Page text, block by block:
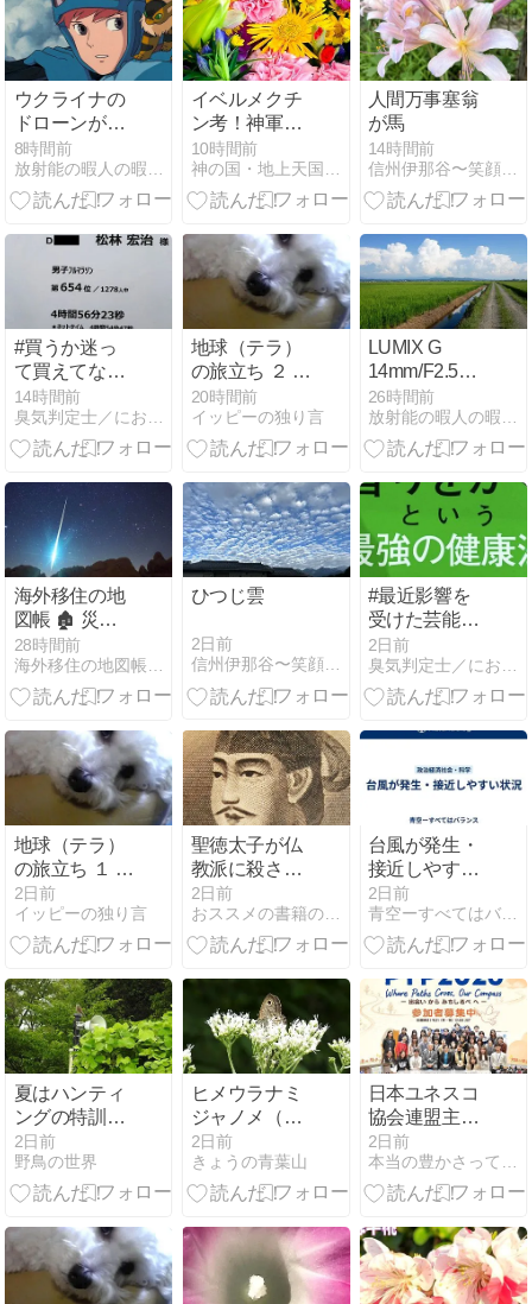
ウクライナの
ドローンがロ
シアの核兵器
を無意味化し
ましたの?
8時間前
イベルメクチ
ン考！神軍天
使マドモアゼ
ル愛先生！
10時間前
人間万事塞翁
が馬
14時間前
#買うか迷っ
て買えてない
シリーズ・・
本日、50歳の
誕生日なの
るアレをいよ
いよ・・いや
14時間前
地球（テラ）
の旅立ち ２ フ
ラは祈り
20時間前
イッピーの独り言
LUMIX G
14mm/F2.5の
分解レンズ清
掃が成功しま
した(笑)
26時間前
海外移住の地
図帳 🏚 災害
に対する住宅
の強さ
28時間前
ひつじ雲
2日前
信州伊那谷〜笑顔あふれる家づくり〜
#最近影響を
受けた芸能
人・・ホンマ
でっかで、明
石家さんまさ
放送以上の緊
張があります
2日前
地球（テラ）
の旅立ち １ セ
ドナからレム
リアへ
2日前
イッピーの独り言
聖徳太子が仏
教派に殺され
ていなかった
ら日本はキリ
スト教国にな
性は無きにし
もあらず？
(親鸞とユダ
ヤ.キリスト)
2日前
おススメの書籍の紹介！
台風が発生・
接近しやすい
状況
2日前
青空ーすべてはバランス
夏はハンティ
ングの特訓期
チョウゲンボ
ウ
2日前
野鳥の世界
ヒメウラナミ
ジャノメ（姫
裏波蛇目)とヒ
ヨドリバナ(鵯
花)
2日前
きょうの青葉山
日本ユネスコ
協会連盟主
催！出会いと
対話から、平
和への一歩を
「PYP2026」
参加者募集
2日前
本当の豊かさって何だろう - エコと生きる